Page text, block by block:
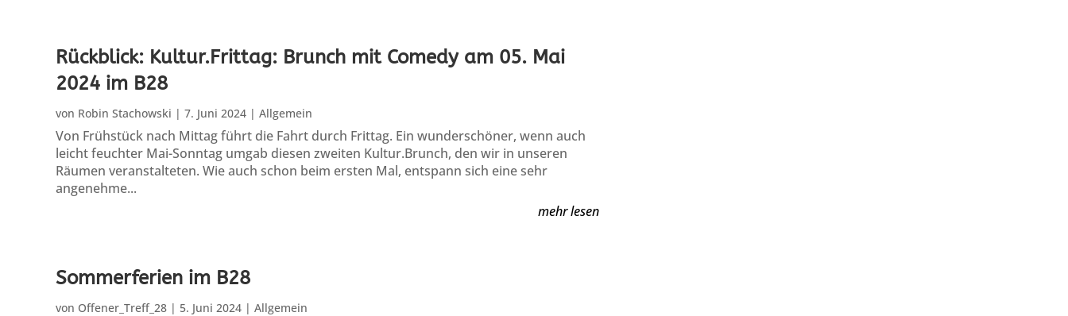
Rückblick: Kultur.Frittag: Brunch mit Comedy am 05. Mai
2024 im B28
von Robin Stachowski | 7. Juni 2024| Allgemein
Von Frühstück nach Mittag führt die Fahrt durch Frittag. Ein wunderschöner, wenn auch
leicht feuchter Mai-Sonntag umgab diesen zweiten Kultur.Brunch, den wir in unseren
Räumen veranstalteten. Wie auch schon beim ersten Mal, entspann sich eine sehr
angenehme...
mehr lesen
Sommerferien im B28
von Offener_Treff_28| 5. Juni 2024| Allgemein